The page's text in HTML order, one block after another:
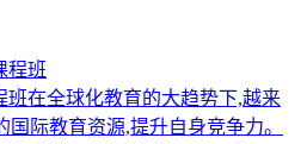
班在全球化教育的大趋势下,越来
际教育资源,提升自身竞争力。